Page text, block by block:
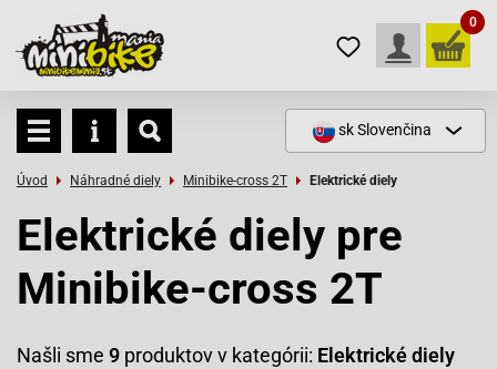
0
skSlovenčina
Úvod Náhradné diely Minibike-cross 2T Elektrické diely
Elektrické diely pre
Minibike-cross 2T
Našli sme 9 produktov v kategórii: Elektrické diely